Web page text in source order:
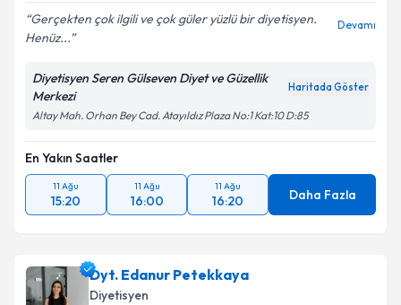
Gerçekten çok ilgili ve çok güler yüzlü bir diyetisyen.
Henüz...
Devamı
Diyetisyen Seren Gülseven Diyet ve Güzellik
Merkezi
Haritada Göster
Altay Mah. Orhan Bey Cad. Atayıldız Plaza No:1 Kat:10 D:85
En Yakın Saatler
11 Ağu
15:20
11 Ağu
16:00
11 Ağu
16:20 Daha Fazla
Dyt. Edanur Petekkaya
Diyetisyen